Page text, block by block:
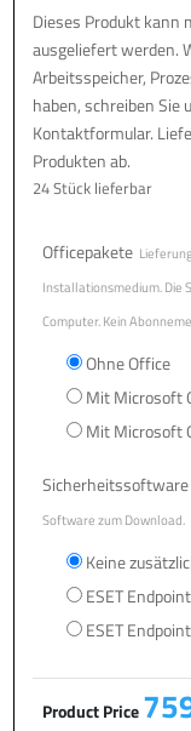
Dieses Produkt
ausgeliefert werden.
Arbeitsspeicher,
haben, schreiben Sie
Kontaktformular.
Produkten ab.
24 Stück lieferbar
Officepakete
Installationsmedium. Die
Computer. Kein
Ohne Office
Mit Microsoft
Mit Microsoft
Sicherheitssoftware
Software zum Download.
Keine
ESET
ESET
Product Price